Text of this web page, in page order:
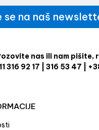
se na naš
nas ili nam
316 92 17 | 316 53 47 |